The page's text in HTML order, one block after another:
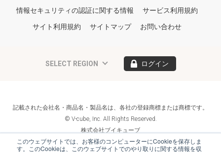
このウェブサイトでは、お客様のコンピューターにCookieを保存しま
す。このCookieは、このウェブサイトでのやり取りに関する情報を収
情報セキュリティの認証に関する情報 サービス利用規約
サイト利用規約 サイトマップ お問い合わせ
SELECT REGION ログイン
記載された会社名・商品名・製品名は、各社の登録商標または商標です。
© V-cube, Inc. All Rights Reserved.
株式会社ブイキューブ
Follow Us